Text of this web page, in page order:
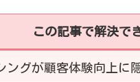
この記事で解決で
ングが顧客体験向上に